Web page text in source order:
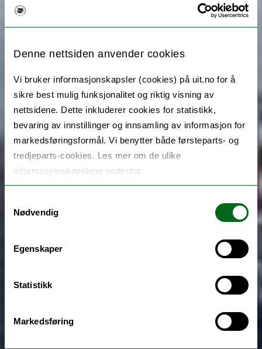
Denne nettsiden anvender cookies
Vi bruker informasjonskapsler (cookies) på uit.no for å
sikre best mulig funksjonalitet og riktig visning av
nettsidene. Dette inkluderer cookies for statistikk,
bevaring av innstillinger og innsamling av informasjon for
markedsføringsformål. Vi benytter både førsteparts- og
tredjeparts-cookies. Les mer om de ulike
informasjonskapslene nedenfor.
Nødvendig
Egenskaper
Statistikk
Markedsføring